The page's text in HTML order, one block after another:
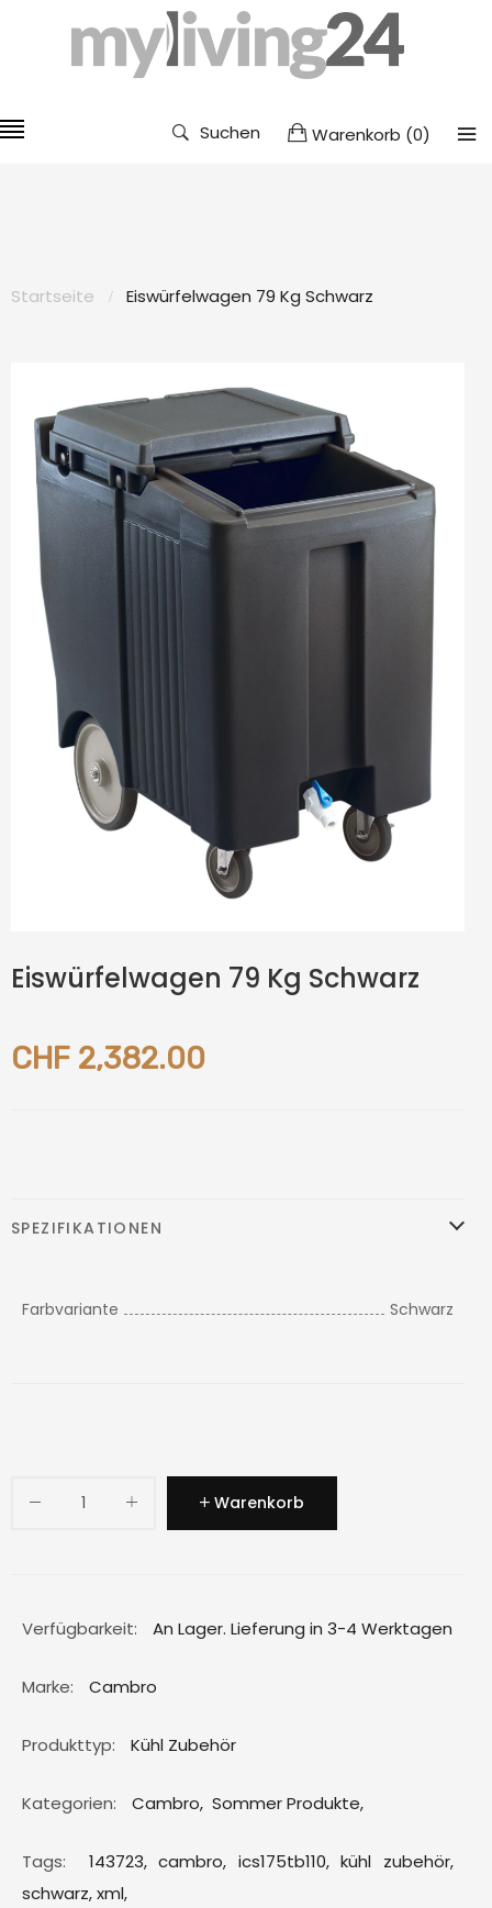
Suchen Warenkorb (0)
Startseite Eiswürfelwagen 79 Kg Schwarz
Eiswürfelwagen 79 Kg Schwarz
CHF 2,382.00
SPEZIFIKATIONEN
Farbvariante Schwarz
Warenkorb
Verfügbarkeit: An Lager. Lieferung in 3-4 Werktagen
Marke: Cambro
Produkttyp: Kühl Zubehör
Kategorien: Cambro, Sommer Produkte,
Tags: 143723, cambro, ics175tb110, kühl zubehör,
schwarz,xml,